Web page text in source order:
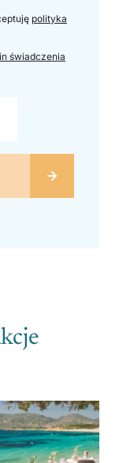
polityka
świadczenia